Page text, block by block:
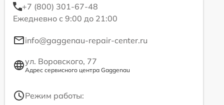
+7 (800) 301-67-48
Ежедневно с 9:00 до 21:00
info@gaggenau-repair-center.ru
ул. Воровского, 77
Адрес сервисного центра Gaggenau
Режим работы: